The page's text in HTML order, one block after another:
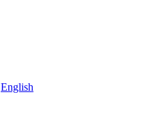
English